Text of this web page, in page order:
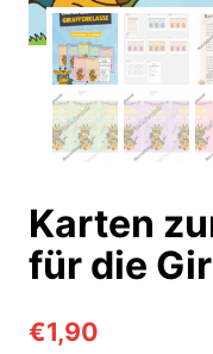
Karten
für die
€1,90